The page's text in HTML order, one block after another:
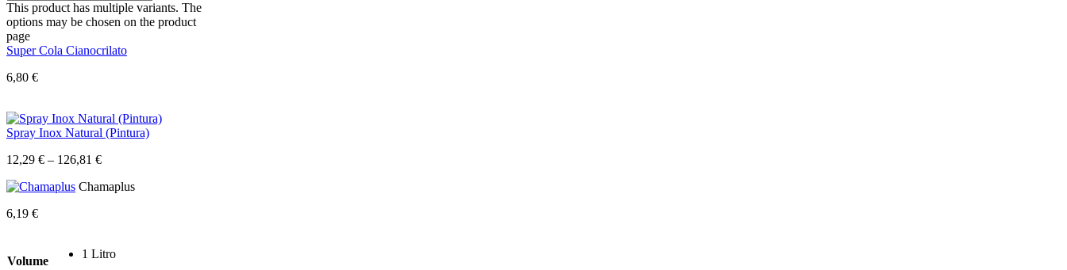
This product has multiple variants. The
options may be chosen on the product
page
Super Cola Cianocrilato
6,80 €
Spray Inox Natural (Pintura)
12,29 € – 126,81 €
Chamaplus
6,19 €
Volume
1 Litro